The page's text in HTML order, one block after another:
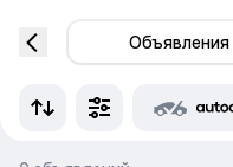
Объявления